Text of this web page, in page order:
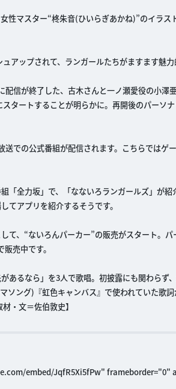
性マスター“柊朱音(ひいらぎあかね)”のイラ
アップされて、ランガールたちがますます魅力
信が終了した、古木さんと一ノ瀬愛役の小澤
タートすることが明らかに。再開後のパーソ
での公式番組が配信されます。こちらではゲ
全力坂」で、「なないろランガールズ」が
てアプリを紹介するそうです。
て、“ないろんパーカー”の販売がスタート。
売中です。
あるなら」を3人で歌唱。初披露にも関わらず
ング)『虹色キャンバス』で使われていた歌詞
・文＝佐伯敦史】
embed/JqfR5Xi5fPw" frameborder="0"